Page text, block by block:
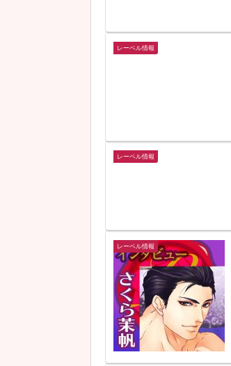
レーベル情報
レーベル情報
レーベル情報